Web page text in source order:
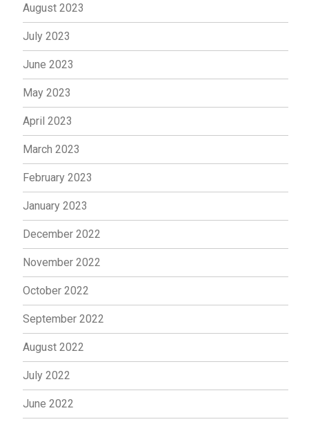
August 2023
July 2023
June 2023
May 2023
April 2023
March 2023
February 2023
January 2023
December 2022
November 2022
October 2022
September 2022
August 2022
July 2022
June 2022